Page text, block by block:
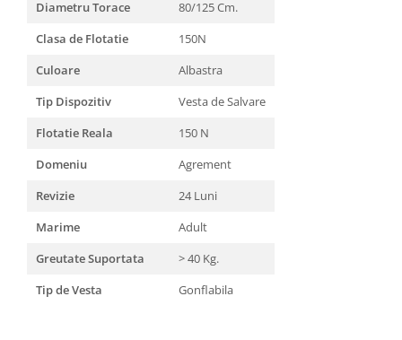
Diametru Torace
80/125 Cm.
Clasa de Flotatie
150N
Culoare
Albastra
Tip Dispozitiv
Vesta de Salvare
Flotatie Reala
150 N
Domeniu
Agrement
Revizie
24 Luni
Marime
Adult
Greutate Suportata
> 40 Kg.
Tip de Vesta
Gonflabila